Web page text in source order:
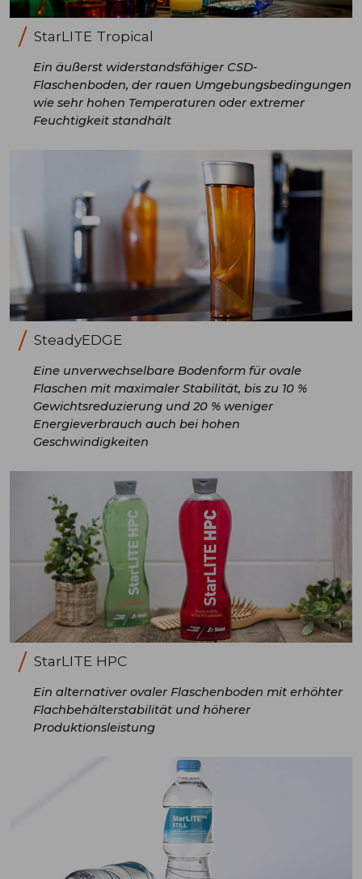
StarLITE Tropical
Ein äußerst widerstandsfähiger CSD-
Flaschenboden, der rauen Umgebungsbedingungen
wie sehr hohen Temperaturen oder extremer
Feuchtigkeit standhält
SteadyEDGE
Eine unverwechselbare Bodenform für ovale
Flaschen mit maximaler Stabilität, bis zu 10 %
Gewichtsreduzierung und 20 % weniger
Energieverbrauch auch bei hohen
Geschwindigkeiten
StarLITE HPC
Ein alternativer ovaler Flaschenboden mit erhöhter
Flachbehälterstabilität und höherer
Produktionsleistung